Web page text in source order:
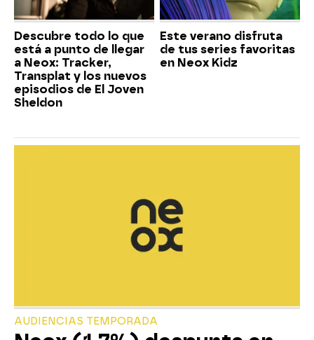
Descubre todo lo que
está a punto de llegar
a Neox: Tracker,
Transplat y los nuevos
episodios de El Joven
Sheldon
Este verano disfruta
de tus series favoritas
en Neox Kidz
AUDIENCIAS TEMPORADA